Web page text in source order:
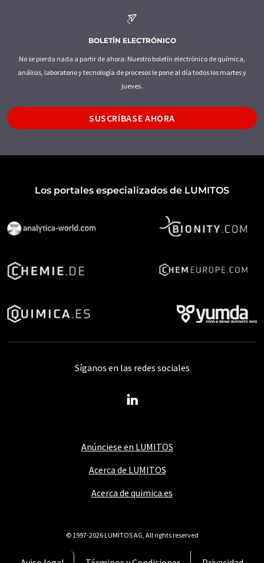
BOLETÍN ELECTRÓNICO
No se pierda nada a partir de ahora: Nuestro boletín electrónico de química,
análisis, laboratorio y tecnología de procesos le pone al día todos los martes y
jueves.
SUSCRÍBASE AHORA
Los portales especializados de LUMITOS
Anúnciese en LUMITOS
Acerca de LUMITOS
Acerca de quimica.es
Síganos en las redes sociales
© 1997-2026 LUMITOS AG, All rights reserved